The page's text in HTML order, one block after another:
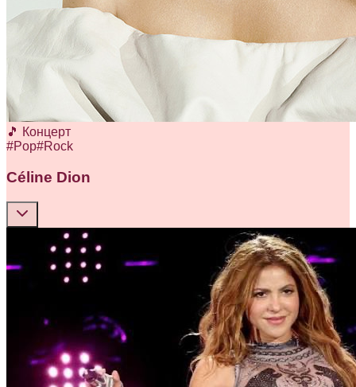
🎵 Концерт
#Pop#Rock
Céline Dion